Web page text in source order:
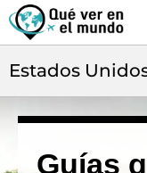
Estados
Guías